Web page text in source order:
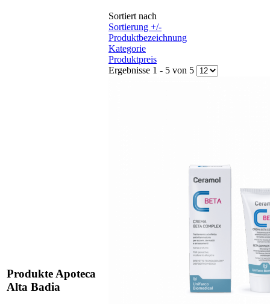
Produkte Apoteca
Alta Badia
Sortiert nach
Sortierung +/-
Produktbezeichnung
Kategorie
Produktpreis
Ergebnisse 1 - 5 von 5